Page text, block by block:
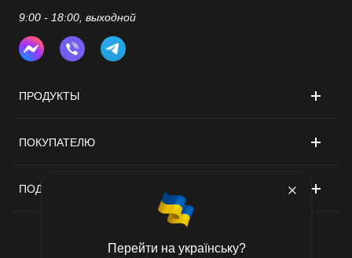
Перейти на українську?
ПРОДУКТЫ
ПОКУПАТЕЛЮ
ПОДДЕРЖКА
9:00 - 18:00, выходной